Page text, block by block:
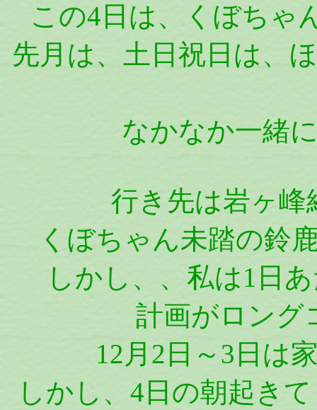
この4日は、くぼちゃ
先月は、土日祝日は、
なかなか一緒
行き先は岩ヶ峰
くぼちゃん未踏の鈴
しかし、、私は1日
計画がロング
12月2日～3日は
しかし、4日の朝起き